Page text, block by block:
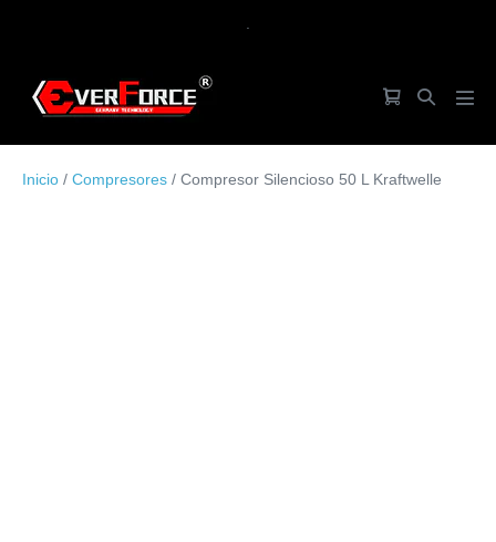
Carrito
compra
Alternar
Inicio / Compresores / Compresor Silencioso 50 L Kraftwelle